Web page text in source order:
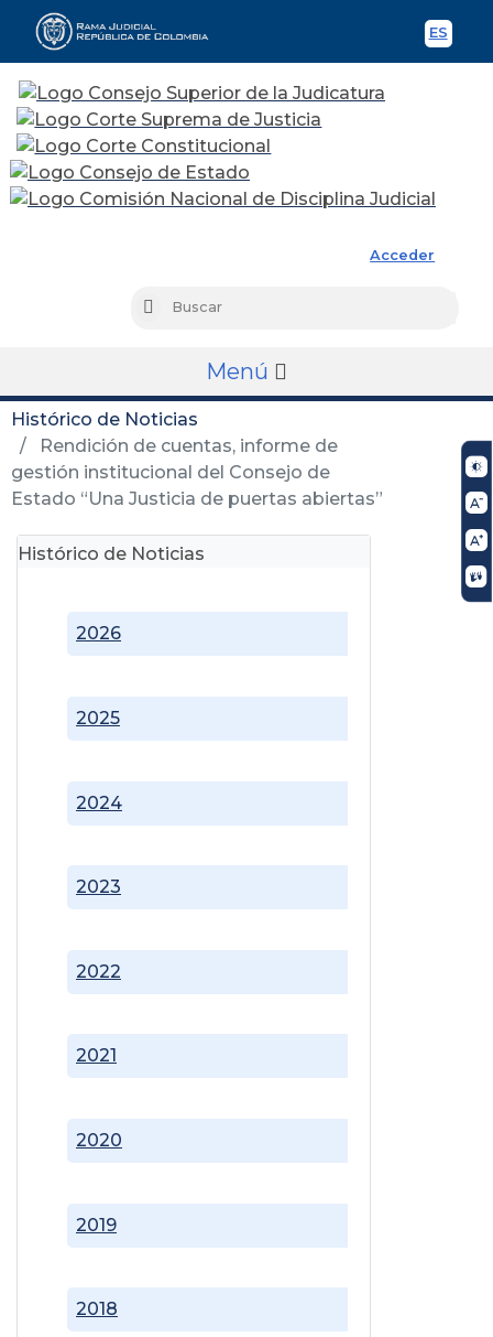
ES
Acceder
Buscar
Menú
Histórico de Noticias
Rendición de cuentas, informe de
gestión institucional del Consejo de
Estado “Una Justicia de puertas abiertas”
Histórico de Noticias
2018
2019
2020
2021
2022
2023
2024
2025
2026